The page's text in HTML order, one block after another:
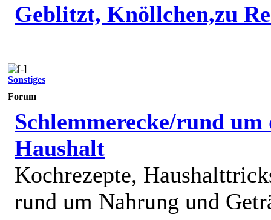
Geblitzt, Knöllchen,zu
Sonstiges
Forum
Schlemmerecke/rund um
Haushalt
Kochrezepte,
rund um Nahrung und